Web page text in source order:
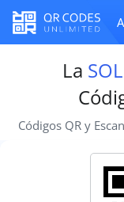
La
Códigos QR y